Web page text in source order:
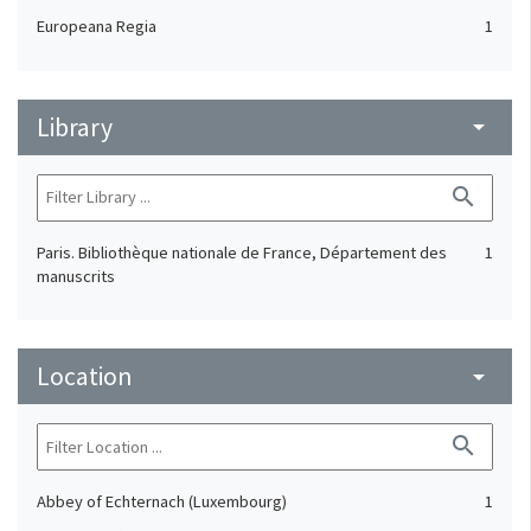
Europeana Regia 1
Library arrow_drop_down
search
Paris. Bibliothèque nationale de France, Département des
manuscrits
1
Location arrow_drop_down
search
Abbey of Echternach (Luxembourg)
1